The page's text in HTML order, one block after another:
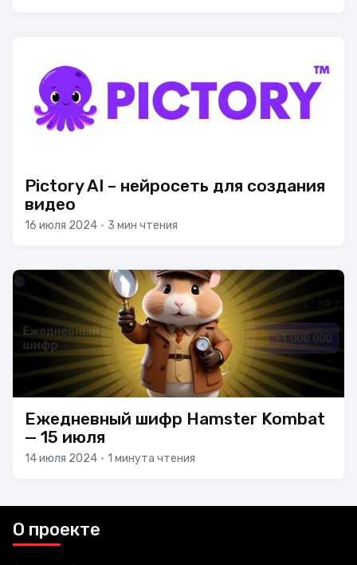
Pictory AI – нейросеть для создания
видео
16 июля 2024 • 3 мин чтения
Ежедневный шифр Hamster Kombat
— 15 июля
14 июля 2024 • 1 минута чтения
О проекте